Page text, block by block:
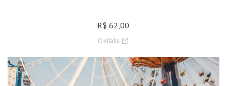
R$ 62,00
Civitatis